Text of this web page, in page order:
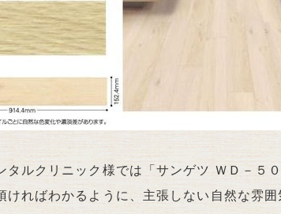
タルクリニック様では「サンゲツ ＷＤ－５
ければわかるように、主張しない自然な雰囲